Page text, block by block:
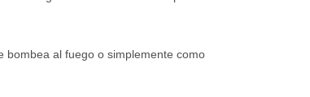
bombea al fuego o simplemente como